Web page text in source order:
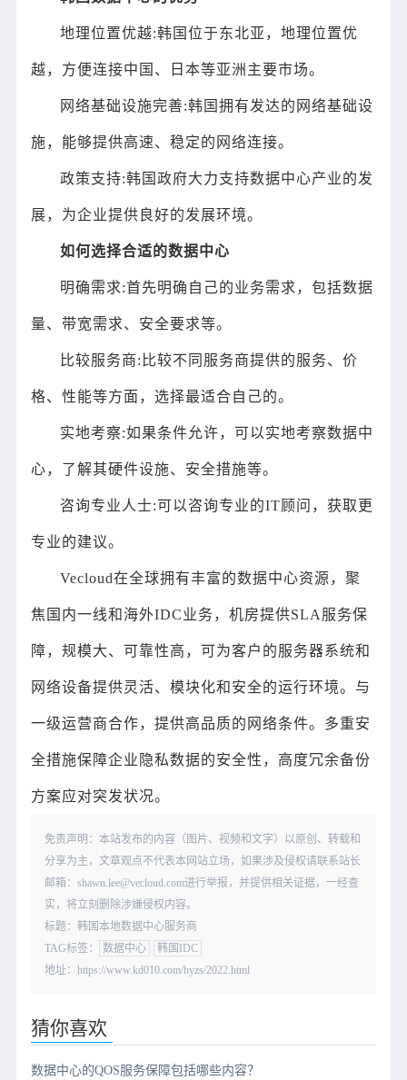
地理位置优越:韩国位于东北亚，地理位置优
越，方便连接中国、日本等亚洲主要市场。
网络基础设施完善:韩国拥有发达的网络基础设
施，能够提供高速、稳定的网络连接。
政策支持:韩国政府大力支持数据中心产业的发
展，为企业提供良好的发展环境。
如何选择合适的数据中心
明确需求:首先明确自己的业务需求，包括数据
量、带宽需求、安全要求等。
比较服务商:比较不同服务商提供的服务、价
格、性能等方面，选择最适合自己的。
实地考察:如果条件允许，可以实地考察数据中
心，了解其硬件设施、安全措施等。
咨询专业人士:可以咨询专业的IT顾问，获取更
专业的建议。
Vecloud在全球拥有丰富的数据中心资源，聚
焦国内一线和海外IDC业务，机房提供SLA服务保
障，规模大、可靠性高，可为客户的服务器系统和
网络设备提供灵活、模块化和安全的运行环境。与
一级运营商合作，提供高品质的网络条件。多重安
全措施保障企业隐私数据的安全性，高度冗余备份
方案应对突发状况。
免责声明：本站发布的内容（图片、视频和文字）以原创、转载和
分享为主，文章观点不代表本网站立场，如果涉及侵权请联系站长
邮箱：shawn.lee@vecloud.com进行举报，并提供相关证据，一经查
实，将立刻删除涉嫌侵权内容。
标题：韩国本地数据中心服务商
TAG标签：
数据中心
韩国IDC
地址：https://www.kd010.com/hyzs/2022.html
猜你喜欢
数据中心的QOS服务保障包括哪些内容？